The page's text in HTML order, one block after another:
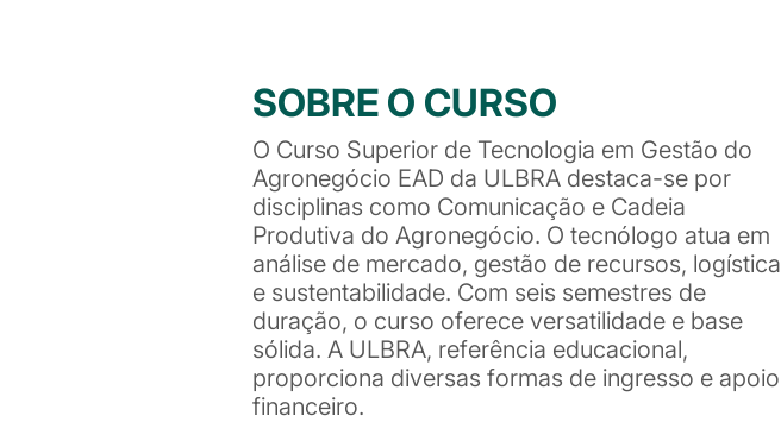
SOBRE O CURSO
O Curso Superior de Tecnologia em Gestão do
Agronegócio EAD da ULBRA destaca-se por
disciplinas como Comunicação e Cadeia
Produtiva do Agronegócio. O tecnólogo atua em
análise de mercado, gestão de recursos, logística
e sustentabilidade. Com seis semestres de
duração, o curso oferece versatilidade e base
sólida. A ULBRA, referência educacional,
proporciona diversas formas de ingresso e apoio
financeiro.